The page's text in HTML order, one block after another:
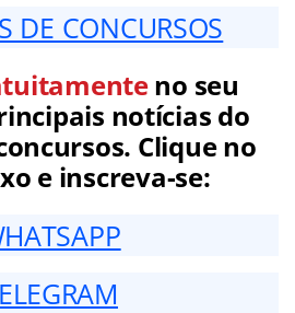
DE CONCURSOS
no seu
notícias do
Clique no
e inscreva-se: